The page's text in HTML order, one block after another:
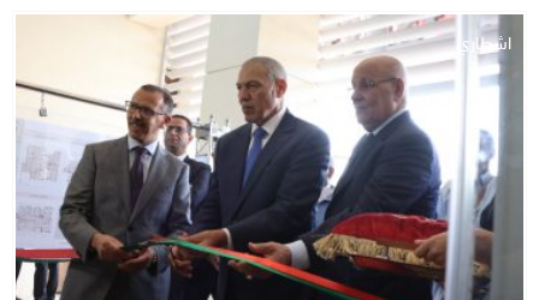
اشطاري